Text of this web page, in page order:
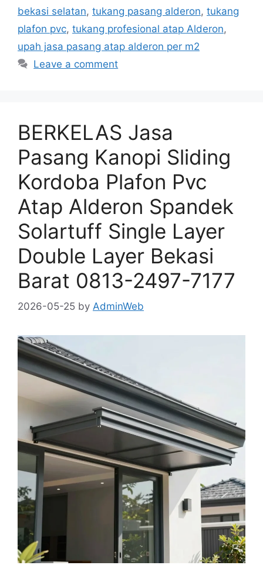
bekasi selatan, tukang pasang alderon, tukang
plafon pvc, tukang profesional atap Alderon,
upah jasa pasang atap alderon per m2
Leave a comment
BERKELAS Jasa
Pasang Kanopi Sliding
Kordoba Plafon Pvc
Atap Alderon Spandek
Solartuff Single Layer
Double Layer Bekasi
Barat 0813-2497-7177
2026-05-25 by AdminWeb